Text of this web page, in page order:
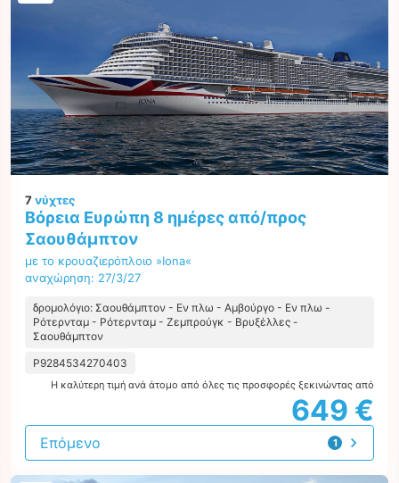
7νύχτες
Βόρεια Ευρώπη 8 ημέρες από/προς
Σαουθάμπτον
με το κρουαζιερόπλοιο »Iona«
αναχώρηση: 27/3/27
δρομολόγιο: Σαουθάμπτον - Εν πλω - Αμβούργο - Εν πλω -
Ρότερνταμ - Ρότερνταμ - Ζεμπρούγκ - Βρυξέλλες -
Σαουθάμπτον
P9284534270403
Η καλύτερη τιμή ανά άτομο από όλες τις προσφορές ξεκινώντας από
649 €
1
προσφορά
Επόμενο